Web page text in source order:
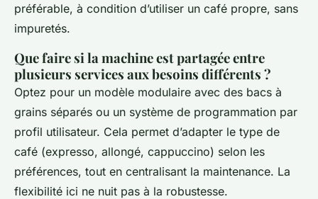
préférable, à condition d’utiliser un café propre, sans
impuretés.
Que faire si la machine est partagée entre
plusieurs services aux besoins différents ?
Optez pour un modèle modulaire avec des bacs à
grains séparés ou un système de programmation par
profil utilisateur. Cela permet d’adapter le type de
café (expresso, allongé, cappuccino) selon les
préférences, tout en centralisant la maintenance. La
flexibilité ici ne nuit pas à la robustesse.